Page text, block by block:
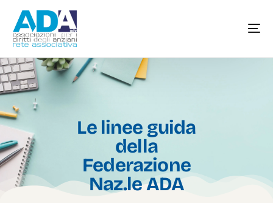
Le linee guida
della
Federazione
Naz.le ADA